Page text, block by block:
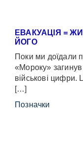
ЕВАКУАЦІЯ =
ЙОГО
Поки ми доїдали
«Мороку»
військові
[…]
Позначки